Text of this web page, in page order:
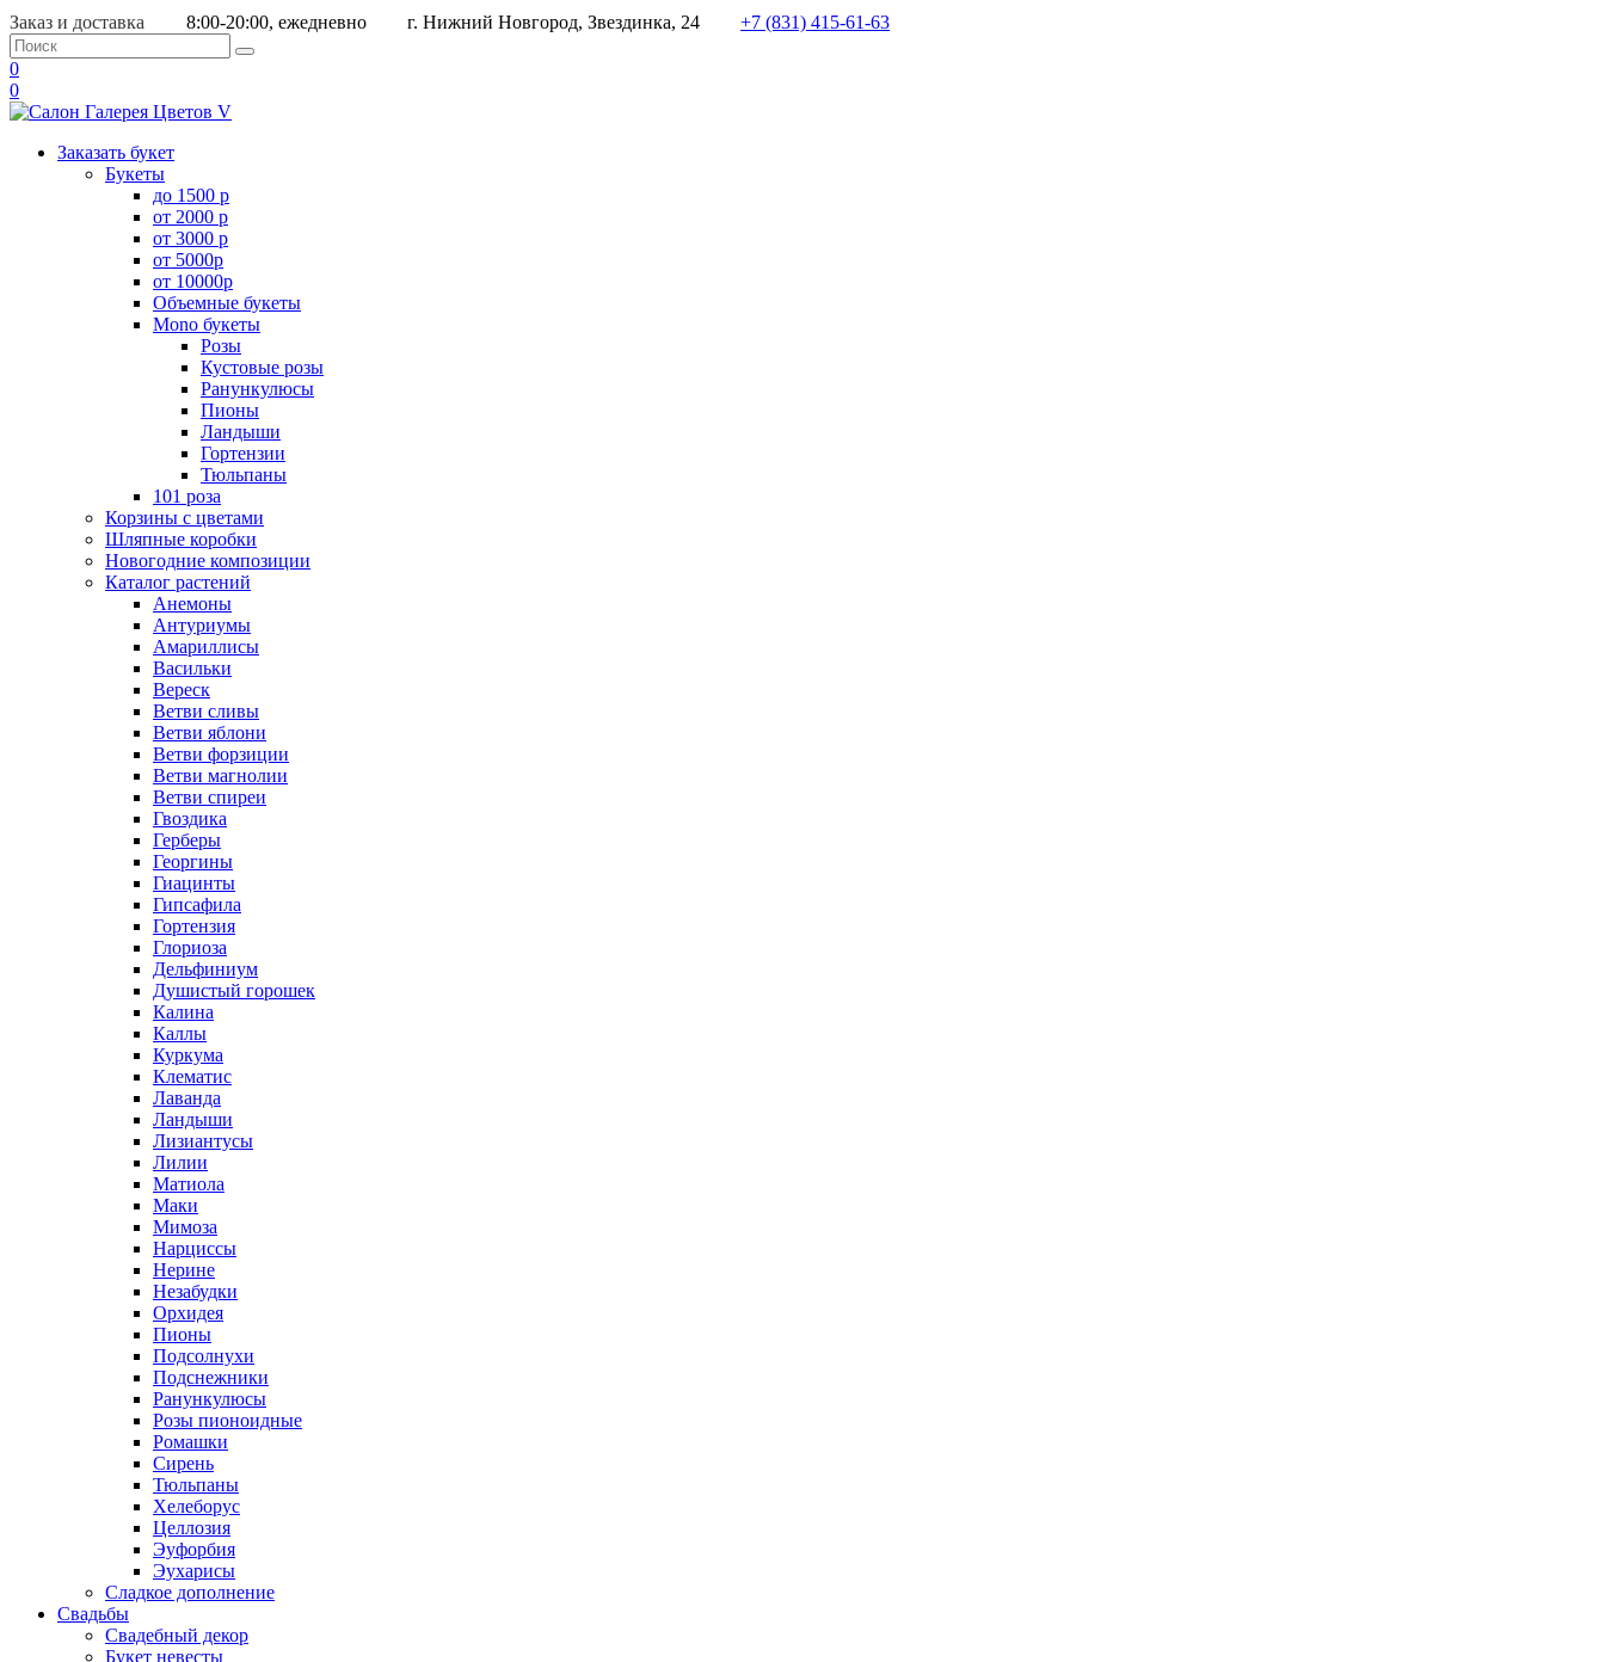
Заказ и доставка 8:00-20:00, ежедневно г. Нижний Новгород, Звездинка, 24 +7 (831) 415-61-63
0
0
Заказать букет
Букеты
до 1500 р
от 2000 р
от 3000 р
от 5000р
от 10000р
Объемные букеты
Mono букеты
Розы
Кустовые розы
Ранункулюсы
Пионы
Ландыши
Гортензии
Тюльпаны
101 роза
Корзины с цветами
Шляпные коробки
Новогодние композиции
Каталог растений
Анемоны
Антуриумы
Амариллисы
Васильки
Вереск
Ветви сливы
Ветви яблони
Ветви форзиции
Ветви магнолии
Ветви спиреи
Гвоздика
Герберы
Георгины
Гиацинты
Гипсафила
Гортензия
Глориоза
Дельфиниум
Душистый горошек
Калина
Каллы
Куркума
Клематис
Лаванда
Ландыши
Лизиантусы
Лилии
Матиола
Маки
Мимоза
Нарциссы
Нерине
Незабудки
Орхидея
Пионы
Подсолнухи
Подснежники
Ранункулюсы
Розы пионоидные
Ромашки
Сирень
Тюльпаны
Хелеборус
Целлозия
Эуфорбия
Эухарисы
Сладкое дополнение
Свадьбы
Свадебный декор
Букет невесты